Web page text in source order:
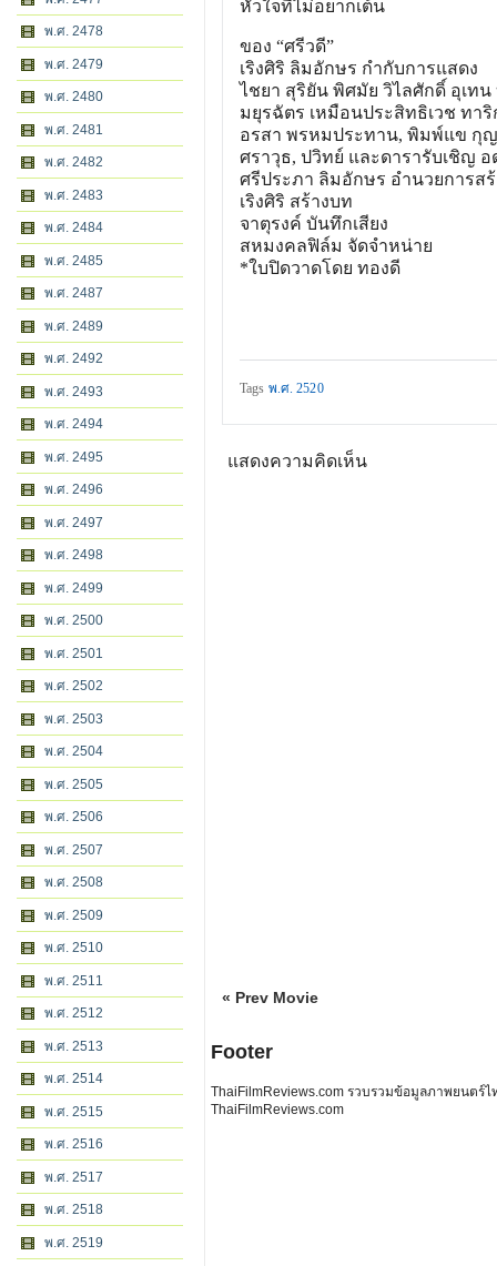
พ.ศ. 2478
พ.ศ. 2479
พ.ศ. 2480
พ.ศ. 2481
พ.ศ. 2482
พ.ศ. 2483
พ.ศ. 2484
พ.ศ. 2485
พ.ศ. 2487
พ.ศ. 2489
พ.ศ. 2492
พ.ศ. 2493
พ.ศ. 2494
พ.ศ. 2495
พ.ศ. 2496
พ.ศ. 2497
พ.ศ. 2498
พ.ศ. 2499
พ.ศ. 2500
พ.ศ. 2501
พ.ศ. 2502
พ.ศ. 2503
พ.ศ. 2504
พ.ศ. 2505
พ.ศ. 2506
พ.ศ. 2507
พ.ศ. 2508
พ.ศ. 2509
พ.ศ. 2510
พ.ศ. 2511
พ.ศ. 2512
พ.ศ. 2513
พ.ศ. 2514
พ.ศ. 2515
พ.ศ. 2516
พ.ศ. 2517
พ.ศ. 2518
พ.ศ. 2519
หัวใจที่ไม่อยากเต้น
ของ “ศรีวดี”
เริงศิริ ลิมอักษร กำกับการแสดง
ไชยา สุริยัน พิศมัย วิไลศักดิ์ อุเท
มยุรฉัตร เหมือนประสิทธิเวช ทา
อรสา พรหมประทาน, พิมพ์แข กุ
ศราวุธ, ปวิทย์ และดารารับเชิญ
ศรีประภา ลิมอักษร อำนวยการสร้
เริงศิริ สร้างบท
จาตุรงค์ บันทึกเสียง
สหมงคลฟิล์ม จัดจำหน่าย
*ใบปิดวาดโดย ทองดี
Tags พ.ศ. 2520
แสดงความคิดเห็น
« Prev Movie
Footer
ThaiFilmReviews.com รวบรวมข้อมูลภาพยนตร์
ThaiFilmReviews.com